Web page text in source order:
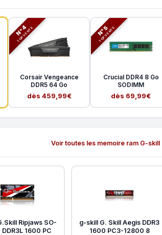
N°4
TOP VENTE
Corsair Vengeance
DDR5 64 Go
dès 459,99€
N°5
TOP VENTE
Crucial DDR4 8 Go
SODIMM
dès 69,99€
Voir toutes les memoire ram G-
Ripjaws SO-
DDR3L 1600 PC
g-skill G. Skill Aegis DDR3
1600 PC3-12800 8